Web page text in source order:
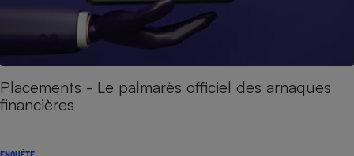
Placements - Le palmarès officiel des arnaques
financières